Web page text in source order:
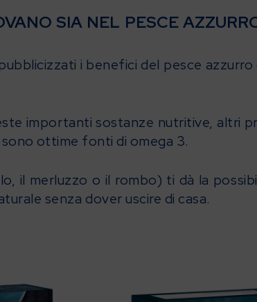
SIA NEL PESCE
i benefici del pesce
importanti sostanze nutritive, altri
ottime fonti di omega 3.
il merluzzo o il rombo) ti dà la
senza dover uscire di casa.